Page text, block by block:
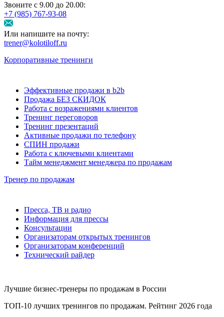
Звоните с 9.00 до 20.00:
+7 (985) 767‑93‑08
Или напишите на почту:
trener@kolotiloff.ru
Корпоративные тренинги
Эффективные продажи в b2b
Продажа БЕЗ СКИДОК
Работа с возражениями клиентов
Тренинг переговоров
Тренинг презентаций
Активные продажи по телефону
СПИН продажи
Работа с ключевыми клиентами
Тайм менеджмент менеджера по продажам
Тренер по продажам
Пресса, ТВ и радио
Информация для прессы
Консультации
Организаторам открытых тренингов
Организаторам конференций
Технический райдер
Лучшие бизнес-тренеры по продажам в России
ТОП-10 лучших тренингов по продажам. Рейтинг 2026 года